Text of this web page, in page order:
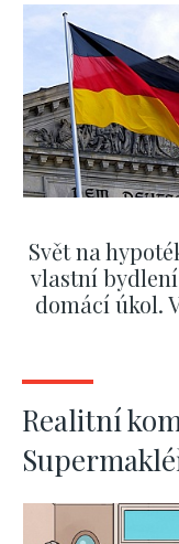
Svět na
vlastní
domácí úkol.
Realitní